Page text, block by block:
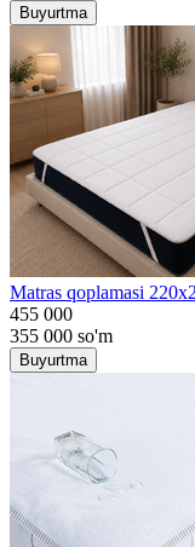
Buyurtma
Matras qoplamasi
455 000
355 000 so'm
Buyurtma